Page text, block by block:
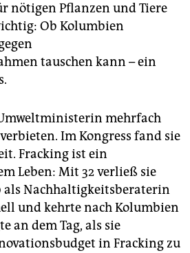
nötigen Pflanzen und Tiere
Ob Kolumbien
tauschen kann – ein
mehrfach
Im Kongress fand sie
Fracking ist ein
Leben: Mit 32 verließ sie
als Nachhaltigkeitsberaterin
und kehrte nach Kolumbien
an dem Tag, als sie
in Fracking zu